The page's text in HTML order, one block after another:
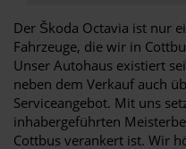
Der Škoda Octavia ist nur
Fahrzeuge, die wir in
Unser Autohaus existiert
neben dem Verkauf auch
Serviceangebot. Mit uns
inhabergeführten
Cottbus verankert ist. Wir